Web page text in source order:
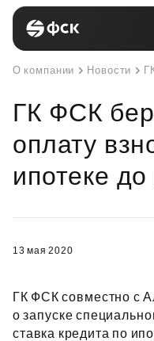
О компании Новости
ГК ФСК
оплату
ипотеке
13 мая 2020
ГК ФСК совместно с
о запуске
ставка кредита по